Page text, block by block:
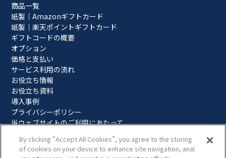
商品一覧
紙製｜Amazonギフトカード
紙製｜楽天ポイントギフトカード
ギフトコードの概要
オプション
価格と支払い
サービス利用の流れ
お役立ち情報
お役立ち資料
導入事例
プライバシーポリシー
当ウェブサイトのご利用にあたって
無料相談
By clicking “Accept All Cookies”, you agree to the storing
of cookies on your device to enhance site navigation, anal